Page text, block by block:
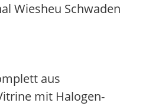
Wiesheu Schwaden
aus
mit Halogen-